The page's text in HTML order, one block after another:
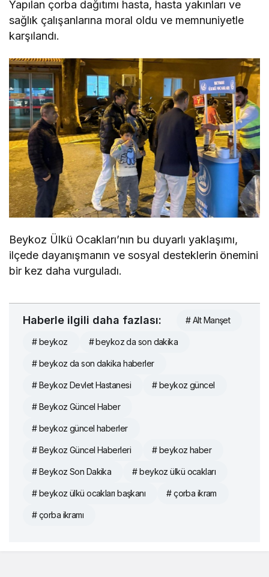
Yapılan çorba dağıtımı hasta, hasta yakınları ve
sağlık çalışanlarına moral oldu ve memnuniyetle
karşılandı.
Beykoz Ülkü Ocakları’nın bu duyarlı yaklaşımı,
ilçede dayanışmanın ve sosyal desteklerin önemini
bir kez daha vurguladı.
Haberle ilgili daha fazlası: # Alt Manşet
# beykoz # beykoz da son dakika
# beykoz da son dakika haberler
# Beykoz Devlet Hastanesi # beykoz güncel
# Beykoz Güncel Haber
# beykoz güncel haberler
# Beykoz Güncel Haberleri # beykoz haber
# Beykoz Son Dakika # beykoz ülkü ocakları
# beykoz ülkü ocakları başkanı # çorba ikram
# çorba ikramı